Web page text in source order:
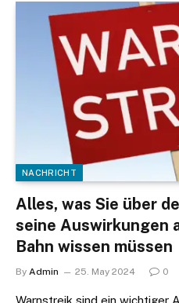
NACHRICHT
Alles, was Sie über
seine Auswirkungen
Bahn wissen müssen
By Admin 25. May 2024 0
Warnstreik sind ein wichtiger